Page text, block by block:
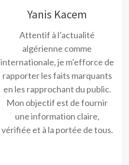
Yanis Kacem
Attentif à l’actualité
algérienne comme
internationale, je m’efforce de
rapporter les faits marquants
en les rapprochant du public.
Mon objectif est de fournir
une information claire,
vérifiée et à la portée de tous.